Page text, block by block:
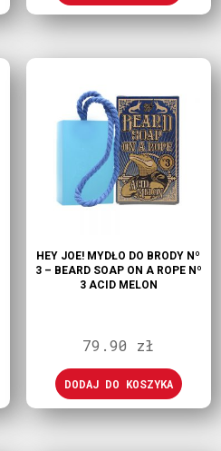
HEY JOE! MYDŁO DO BRODY Nº
3 – BEARD SOAP ON A ROPE Nº
3 ACID MELON
79.90 zł
DODAJ DO KOSZYKA